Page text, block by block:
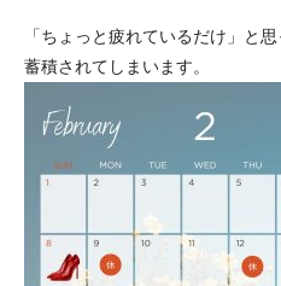
「ちょっと疲れているだけ」と
蓄積されてしまいます。